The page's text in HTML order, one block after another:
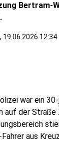
Bertram-
19.06.2026 12:34
war ein
auf der Straße
aus